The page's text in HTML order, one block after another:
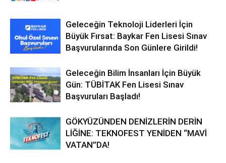
Geleceğin Teknoloji Liderleri İçin
Büyük Fırsat: Baykar Fen Lisesi Sınav
Başvurularında Son Günlere Girildi!
Geleceğin Bilim İnsanları İçin Büyük
Gün: TÜBİTAK Fen Lisesi Sınav
Başvuruları Başladı!
GÖKYÜZÜNDEN DENİZLERİN DERİN
LİĞİNE: TEKNOFEST YENİDEN “MAVİ
VATAN”DA!